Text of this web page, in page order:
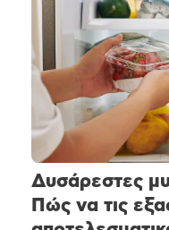
Δυσάρεστες
Πώς να τις